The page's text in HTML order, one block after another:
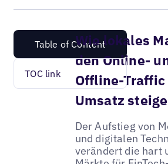
Table of Content
TOC link
Wie lokales
den Online-
Offline-Traffic
Umsatz
Der Aufstieg von
und digitalen
verändert die hart